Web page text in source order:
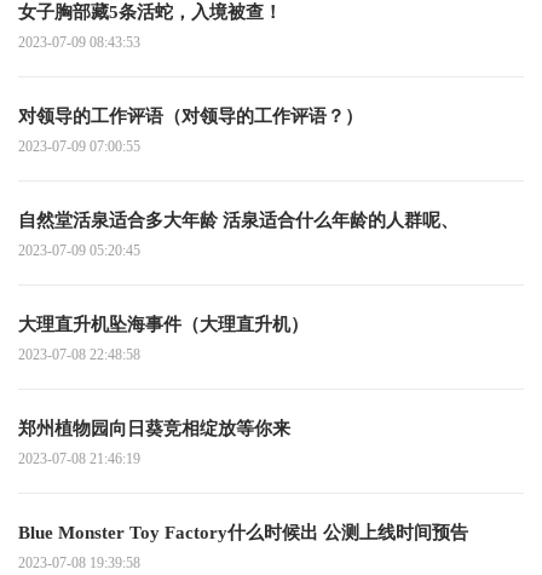
女子胸部藏5条活蛇，入境被查！
2023-07-09 08:43:53
对领导的工作评语（对领导的工作评语？）
2023-07-09 07:00:55
自然堂活泉适合多大年龄 活泉适合什么年龄的人群呢、
2023-07-09 05:20:45
大理直升机坠海事件（大理直升机）
2023-07-08 22:48:58
郑州植物园向日葵竞相绽放等你来
2023-07-08 21:46:19
Blue Monster Toy Factory什么时候出 公测上线时间预告
2023-07-08 19:39:58